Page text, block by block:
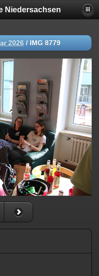
Niedersachsen
2026 / IMG 8779